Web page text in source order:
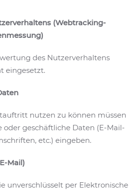
(Webtracking-
des Nutzerverhaltens
eingesetzt.
nutzen zu können müssen
oder geschäftliche Daten (E-Mail-
etc.) eingeben.
Mail)
unverschlüsselt per Elektronische